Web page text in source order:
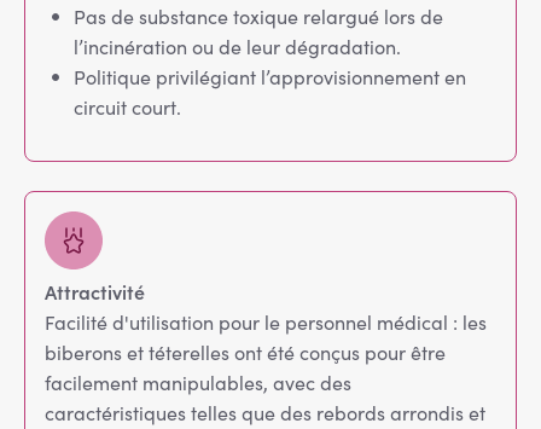
Pas de substance toxique relargué lors de
l’incinération ou de leur dégradation.
Politique privilégiant l’approvisionnement en
circuit court.
Attractivité
Facilité d'utilisation pour le personnel médical : les
biberons et téterelles ont été conçus pour être
facilement manipulables, avec des
caractéristiques telles que des rebords arrondis et